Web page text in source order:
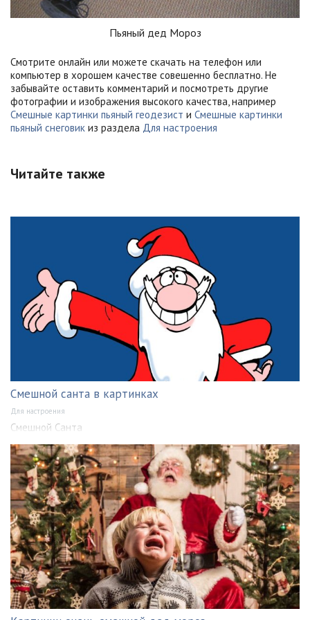
Пьяный дед Мороз
Смотрите онлайн или можете скачать на телефон или
компьютер в хорошем качестве совешенно бесплатно. Не
забывайте оставить комментарий и посмотреть другие
фотографии и изображения высокого качества, например
Смешные картинки пьяный геодезист и Смешные картинки
пьяный снеговик из раздела Для настроения
Читайте также
Смешной санта в картинках
Для настроения
Смешной Санта